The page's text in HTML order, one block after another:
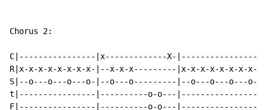
Chorus 2:
C|----------------|x-------------X-|----------------
R|x-x-x-x-x-x-x-x-|--x-x-x---------|x-x-x-x-x-x-x-
S|--o---o---o---o-|--o---o---------|--o---o---o---o-|--
t|----------------|----------o-o---|----------------
F|----------------|----------o-o---|----------------